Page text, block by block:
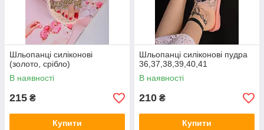
Шльопанці силіконові
(золото, срібло)
В наявності
215 ₴
Купити
Шльопанці силіконові пудра
36,37,38,39,40,41
В наявності
210 ₴
Купити